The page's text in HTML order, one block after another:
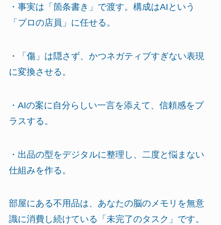
・事実は「箇条書き」で渡す。構成はAIという
「プロの店員」に任せる。
・「傷」は隠さず、かつネガティブすぎない表現
に変換させる。
・AIの案に自分らしい一言を添えて、信頼感をプ
ラスする。
・出品の型をデジタルに整理し、二度と悩まない
仕組みを作る。
部屋にある不用品は、あなたの脳のメモリを無意
識に消費し続けている「未完了のタスク」です。